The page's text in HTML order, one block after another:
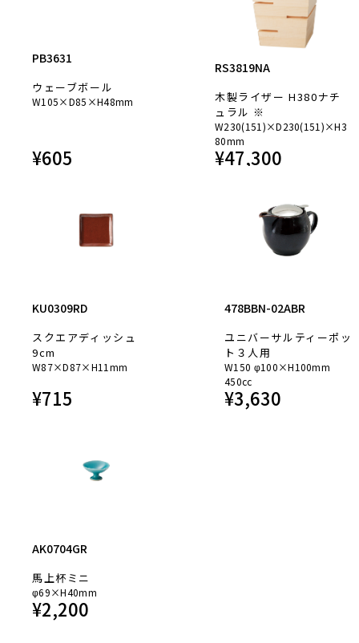
PB3631
ウェーブボール
W105×D85×H48mm
¥605
RS3819NA
木製ライザー H380ナチ
ュラル ※
W230(151)×D230(151)×H3
80mm
¥47,300
KU0309RD
スクエアディッシュ
9cm
W87×D87×H11mm
¥715
478BBN-02ABR
ユニバーサルティーポッ
ト３人用
W150 φ100×H100mm
450cc
¥3,630
AK0704GR
馬上杯ミニ
φ69×H40mm
¥2,200